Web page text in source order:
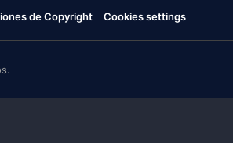
de Copyright Cookies settings